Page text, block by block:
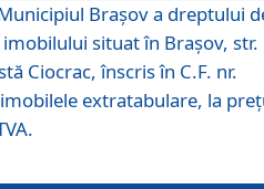
Brașov a dreptului
situat în Brașov, str.
Ciocrac, înscris în C.F. nr.
extratabulare, la